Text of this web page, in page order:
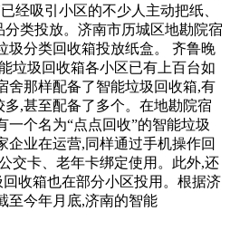
经吸引小区的不少人主动把纸、
类投放。济南市历城区地勘院宿
圾分类回收箱投放纸盒。 齐鲁晚
垃圾回收箱各小区已有上百台如
舍那样配备了智能垃圾回收箱,有
,甚至配备了多个。在地勘院宿
一个名为“点点回收”的智能垃圾
企业在运营,同样通过手机操作回
交卡、老年卡绑定使用。此外,还
收箱也在部分小区投用。根据济
至今年月底,济南的智能